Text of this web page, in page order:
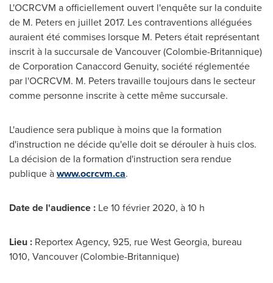
L'OCRCVM a officiellement ouvert l'enquête sur la conduite
de M. Peters en juillet 2017. Les contraventions alléguées
auraient été commises lorsque M. Peters était représentant
inscrit à la succursale deVancouver(Colombie-Britannique)
de Corporation Canaccord Genuity, société réglementée
par l'OCRCVM. M. Peters travaille toujours dans le secteur
comme personne inscrite à cette même succursale.
L'audience sera publique à moins que la formation
d'instruction ne décide qu'elle doit se dérouler à huis clos.
La décision de la formation d'instruction sera rendue
publique àwww.ocrcvm.ca.
Date de l'audience : Le 10 février 2020, à 10 h
Lieu : Reportex Agency, 925, rueWest Georgia, bureau
1010, Vancouver(Colombie-Britannique)